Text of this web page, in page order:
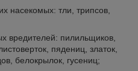
насекомых: тли, трипсов,
вредителей: пилильщиков,
пядениц, златок,
белокрылок, гусениц;